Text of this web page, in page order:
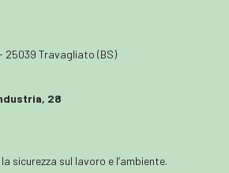
25039 Travagliato (BS)
28
sicurezza sul lavoro e l’ambiente.